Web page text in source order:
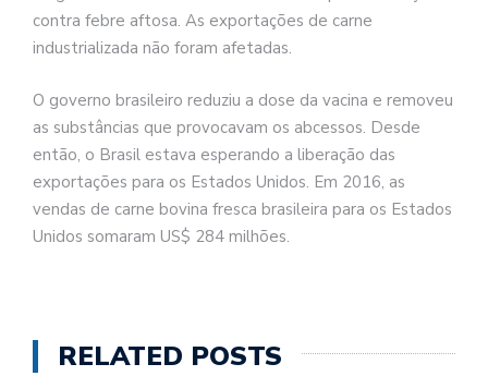
contra febre aftosa. As exportações de carne
industrializada não foram afetadas.
O governo brasileiro reduziu a dose da vacina e removeu
as substâncias que provocavam os abcessos. Desde
então, o Brasil estava esperando a liberação das
exportações para os Estados Unidos. Em 2016, as
vendas de carne bovina fresca brasileira para os Estados
Unidos somaram US$ 284 milhões.
RELATED POSTS